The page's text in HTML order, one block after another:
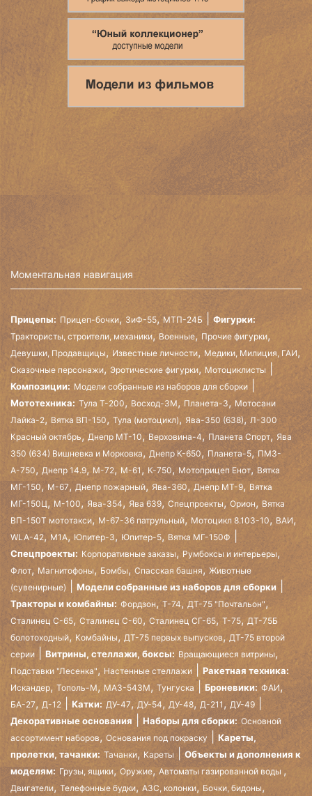
Моментальная навигация
Прицепы: Прицеп-бочки, ЗиФ-55,МТП-24Б Фигурки:
Трактористы, строители, механики, Военные, Прочие фигурки,
Девушки, Продавщицы, Известные личности, Медики, Милиция, ГАИ,
Сказочные персонажи, Эротические фигурки, Мотоциклисты
Композиции: Модели собранные из наборов для сборки
Мототехника: Тула Т-200, Восход-3М, Планета-3, Мотосани
Лайка-2, Вятка ВП-150, Тула (мотоцикл), Ява-350 (638), Л-300
Красный октябрь, Днепр МТ-10, Верховина-4, Планета Спорт, Ява
350 (634) Вишневка и Морковка,Днепр К-650, Планета-5, ПМЗ-
А-750, Днепр 14.9, М-72, М-61, К-750, Мотоприцеп Енот, Вятка
МГ-150, М-67, Днепр пожарный, Ява-360, Днепр МТ-9, Вятка
МГ-150Ц, М-100, Ява-354, Ява 639, Спецпроекты, Орион, Вятка
ВП-150Т мототакси, М-67-36 патрульный, Мотоцикл 8.103-10, ВАИ,
WLA-42, М1А, Юпитер-3, Юпитер-5, Вятка МГ-150Ф
Спецпроекты: Корпоративные заказы, Румбоксы и интерьеры,
Флот, Магнитофоны, Бомбы, Спасская башня, Животные
(сувенирные)
Модели собранные из наборов для сборки
Тракторы и комбайны: Фордзон,Т-74,ДТ-75 "Почтальон",
Сталинец С-65, Сталинец С-60, Сталинец СГ-65, Т-75, ДТ-75Б
болотоходный, Комбайны, ДТ-75 первых выпусков, ДТ-75 второй
серии
Витрины, стеллажи, боксы: Вращающиеся витрины,
Подставки "Лесенка", Настенные стеллажи Ракетная техника:
Искандер, Тополь-М, МАЗ-543М, Тунгуска Броневики: ФАИ,
БА-27, Д-12 Катки: ДУ-47, ДУ-54, ДУ-48, Д-211 , ДУ-49
Декоративные основания Наборы для сборки: Основной
ассортимент наборов, Основания под покраску
Кареты,
пролетки, тачанки: Тачанки, Кареты
Объекты и дополнения к
моделям: Грузы, ящики, Оружие,Автоматы газированной воды ,
Двигатели, Телефонные будки, АЗС, колонки, Бочки, бидоны,